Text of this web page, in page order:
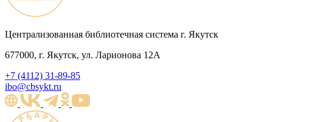
Централизованная библиотечная система г. Якутск
677000, г. Якутск, ул. Ларионова 12А
+7 (4112) 31-89-85
ibo@cbsykt.ru